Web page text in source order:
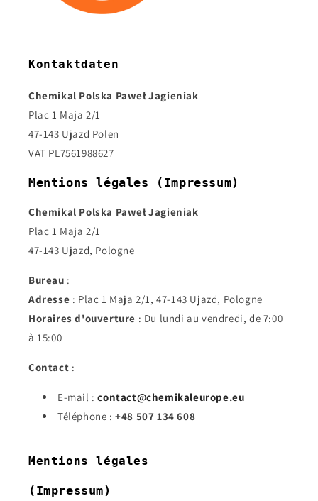
Kontaktdaten
Chemikal Polska Paweł Jagieniak
Plac 1 Maja 2/1
47-143 Ujazd Polen
VAT PL7561988627
Mentions légales (Impressum)
Chemikal Polska Paweł Jagieniak
Plac 1 Maja 2/1
47-143 Ujazd, Pologne
Bureau :
Adresse : Plac 1 Maja 2/1, 47-143 Ujazd, Pologne
Horaires d'ouverture : Du lundi au vendredi, de 7:00
à 15:00
Contact :
E-mail :contact@chemikaleurope.eu
Téléphone :+48 507 134 608
Mentions légales
(Impressum)